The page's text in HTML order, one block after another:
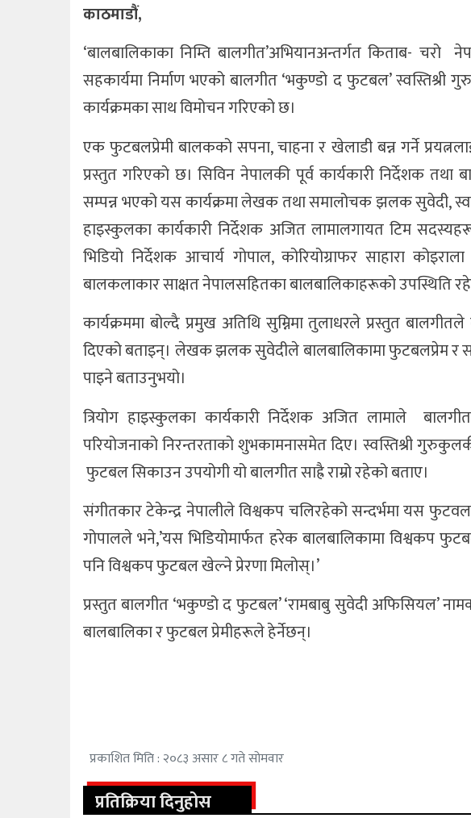
काठमाडौं,
‘बालबालिकाका निम्ति बालगीत’अभियानअन्तर्गत किताब-
सहकार्यमा निर्माण भएको बालगीत ‘भकुण्डो द फुटबल’
कार्यक्रमका साथ विमोचन गरिएको छ।
एक फुटबलप्रेमी बालकको सपना, चाहना र खेलाडी बन्न गर्ने
प्रस्तुत गरिएको छ। सिविन नेपालकी पूर्व कार्यकारी निर्देशक तथा
सम्पन्न भएको यस कार्यक्रमा लेखक तथा समालोचक झलक सुवेदी,
हाइस्कुलका कार्यकारी निर्देशक अजित लामालगायत टिम
भिडियो निर्देशक आचार्य गोपाल, कोरियोग्राफर साहारा
बालकलाकार साक्षत नेपालसहितका बालबालिकाहरूको उपस्थिति
कार्यक्रममा बोल्दै प्रमुख अतिथि सुम्निमा तुलाधरले प्रस्तुत
दिएको बताइन्। लेखक झलक सुवेदीले बालबालिकामा फुटबलप्रेम र
पाइने बताउनुभयो।
त्रियोग हाइस्कुलका कार्यकारी निर्देशक अजित लामाले
परियोजनाको निरन्तरताको शुभकामनासमेत दिए। स्वस्तिश्री
फुटबल सिकाउन उपयोगी यो बालगीत साह्रै राम्रो रहेको बताए।
संगीतकार टेकेन्द्र नेपालीले विश्वकप चलिरहेको सन्दर्भमा यस
गोपालले भने,’यस भिडियोमार्फत हरेक बालबालिकामा विश्वकप
पनि विश्वकप फुटबल खेल्ने प्रेरणा मिलोस्।’
प्रस्तुत बालगीत ‘भकुण्डो द फुटबल’ ‘रामबाबु सुवेदी अफिसियल’
बालबालिका र फुटबल प्रेमीहरूले हेर्नेछन्।
प्रकाशित मिति : २०८३ असार ८ गते सोमवार
प्रतिक्रिया दिनुहोस